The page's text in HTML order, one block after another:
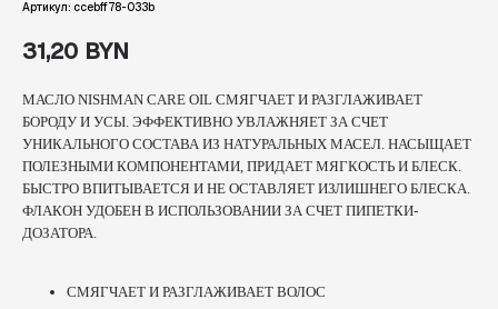
Артикул: ccebff78-033b
31,20 BYN
МАСЛО NISHMAN CARE OIL СМЯГЧАЕТ И РАЗГЛАЖИВАЕТ
БОРОДУ И УСЫ. ЭФФЕКТИВНО УВЛАЖНЯЕТ ЗА СЧЕТ
УНИКАЛЬНОГО СОСТАВА ИЗ НАТУРАЛЬНЫХ МАСЕЛ. НАСЫЩАЕТ
ПОЛЕЗНЫМИ КОМПОНЕНТАМИ, ПРИДАЕТ МЯГКОСТЬ И БЛЕСК.
БЫСТРО ВПИТЫВАЕТСЯ И НЕ ОСТАВЛЯЕТ ИЗЛИШНЕГО БЛЕСКА.
ФЛАКОН УДОБЕН В ИСПОЛЬЗОВАНИИ ЗА СЧЕТ ПИПЕТКИ-
ДОЗАТОРА.
СМЯГЧАЕТ И РАЗГЛАЖИВАЕТ ВОЛОС